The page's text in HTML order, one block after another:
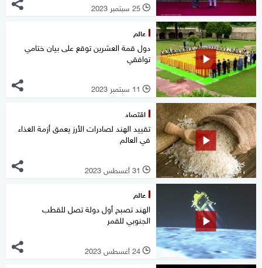
l 25 سبتمبر 2023
عالم
دول قمة العشرين توقع على بيان ختامي
توافقي
l 11 سبتمبر 2023
اقتصاد
تقييد الهند لصادرات الأرز يعمق أزمة الغذاء
في العالم
l 31 أغسطس 2023
عالم
الهند تصبح أول دولة تصل للقطب
الجنوبي للقمر
l 24 أغسطس 2023